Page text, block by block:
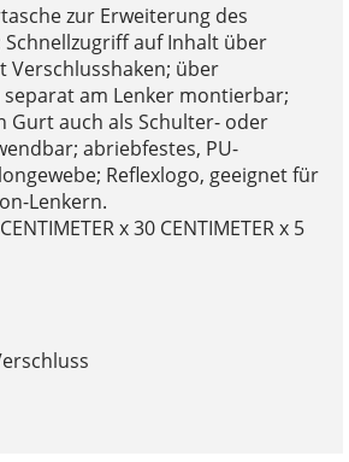
zur Erweiterung des
Schnellzugriff auf Inhalt über
Verschlusshaken; über
am Lenker montierbar;
Gurt auch als Schulter- oder
abriebfestes, PU-
Reflexlogo, geeignet für
Lenkern.
x 30 CENTIMETER x 5